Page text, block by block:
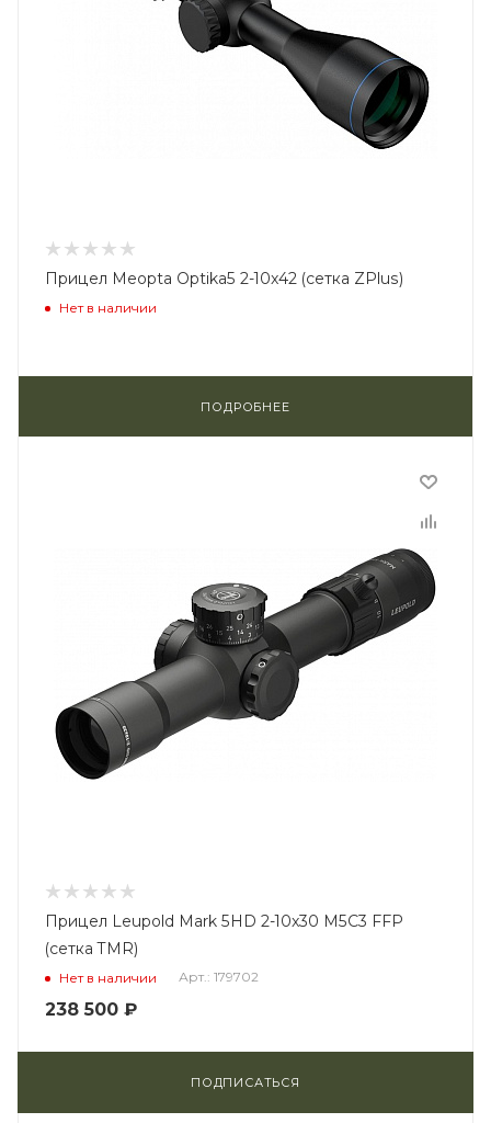
Прицел Meopta Optika5 2-10x42 (сетка ZPlus)
Нет в наличии
ПОДРОБНЕЕ
Прицел Leupold Mark 5HD 2-10x30 M5C3 FFP
(сетка TMR)
Нет в наличии Арт.: 179702
238 500 ₽
ПОДПИСАТЬСЯ